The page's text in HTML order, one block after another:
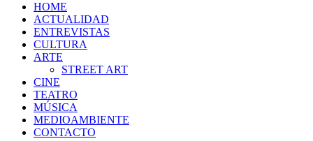
HOME
ACTUALIDAD
ENTREVISTAS
CULTURA
ARTE
STREET ART
CINE
TEATRO
MÚSICA
MEDIOAMBIENTE
CONTACTO